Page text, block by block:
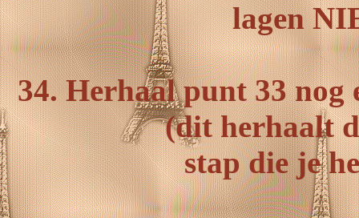
lagen
34. Herhaal punt 33
(dit herhaalt
stap die je